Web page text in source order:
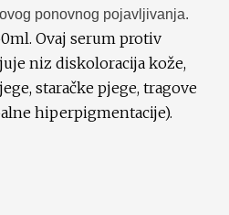
ponovnog pojavljivanja.
Ovaj serum protiv
niz diskoloracija kože,
staračke pjege, tragove
hiperpigmentacije).